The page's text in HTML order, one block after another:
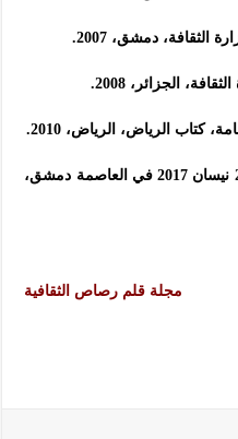
رحل الدكتور عبد الله أبو هيف في 23 نيسان 2017 في العاصمة دمشق،
مجلة قلم رصاص الثقافية